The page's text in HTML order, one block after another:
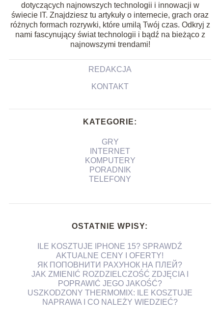
dotyczących najnowszych technologii i innowacji w
świecie IT. Znajdziesz tu artykuły o internecie, grach oraz
różnych formach rozrywki, które umilą Twój czas. Odkryj z
nami fascynujący świat technologii i bądź na bieżąco z
najnowszymi trendami!
REDAKCJA
KONTAKT
KATEGORIE:
GRY
INTERNET
KOMPUTERY
PORADNIK
TELEFONY
OSTATNIE WPISY:
ILE KOSZTUJE IPHONE 15? SPRAWDŹ
AKTUALNE CENY I OFERTY!
ЯК ПОПОВНИТИ РАХУНОК НА ПЛЕЙ?
JAK ZMIENIĆ ROZDZIELCZOŚĆ ZDJĘCIA I
POPRAWIĆ JEGO JAKOŚĆ?
USZKODZONY THERMOMIX: ILE KOSZTUJE
NAPRAWA I CO NALEŻY WIEDZIEĆ?